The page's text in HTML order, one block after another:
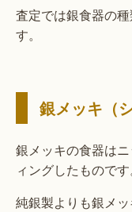
査定では銀食器の
す。
銀メッキ（
銀メッキの食器は
ィングしたものです
純銀製よりも銀メ